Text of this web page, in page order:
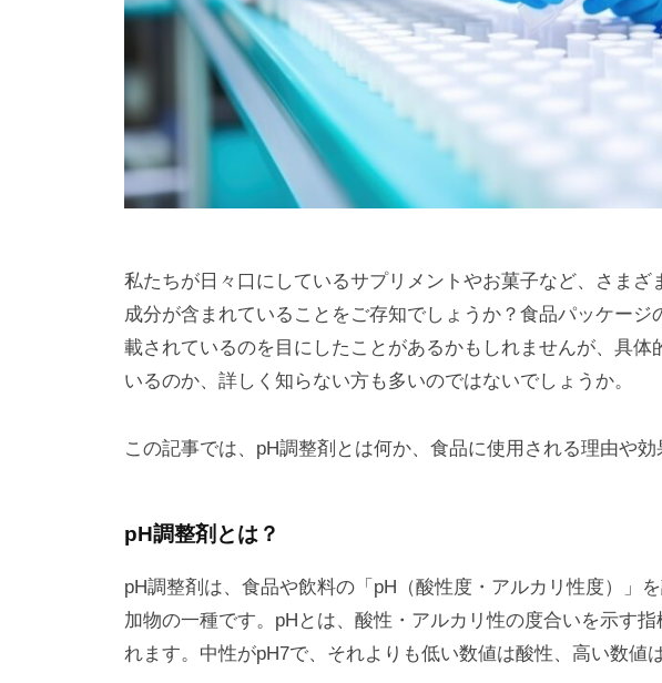
私たちが日々口にしているサプリメントやお菓子など、さまざ
成分が含まれていることをご存知でしょうか？食品パッケージ
載されているのを目にしたことがあるかもしれませんが、具体
いるのか、詳しく知らない方も多いのではないでしょうか。
この記事では、pH調整剤とは何か、食品に使用される理由や効
pH調整剤とは？
pH調整剤は、食品や飲料の「pH（酸性度・アルカリ性度）」
加物の一種です。pHとは、酸性・アルカリ性の度合いを示す
れます。中性がpH7で、それよりも低い数値は酸性、高い数値